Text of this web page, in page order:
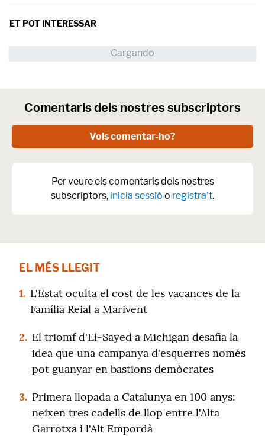
ET POT INTERESSAR
Comentaris dels nostres subscriptors
Vols comentar-ho?
Per veure els comentaris dels nostres
subscriptors, inicia sessió o registra't.
EL MÉS LLEGIT
1. L'Estat oculta el cost de les vacances de la
Família Reial a Marivent
2. El triomf d'El-Sayed a Michigan desafia la
idea que una campanya d'esquerres només
pot guanyar en bastions demòcrates
3. Primera llopada a Catalunya en 100 anys:
neixen tres cadells de llop entre l'Alta
Garrotxa i l'Alt Empordà